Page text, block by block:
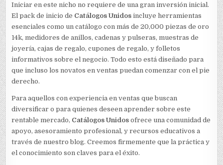
Iniciar en este nicho no requiere de una gran inversión inicial.
El pack de inicio de Catálogos Unidos incluye herramientas
esenciales como un catálogo con más de 20,000 piezas de oro
14k, medidores de anillos, cadenas y pulseras, muestras de
joyería, cajas de regalo, cupones de regalo, y folletos
informativos sobre el negocio. Todo esto está diseñado para
que incluso los novatos en ventas puedan comenzar con el pie
derecho.
Para aquellos con experiencia en ventas que buscan
diversificar o para quienes deseen aprender sobre este
rentable mercado, Catálogos Unidos ofrece una comunidad de
apoyo, asesoramiento profesional, y recursos educativos a
través de nuestro blog. Creemos firmemente que la práctica y
el conocimiento son claves para el éxito.